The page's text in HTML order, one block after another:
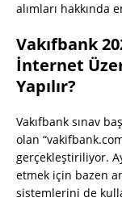
alımları hakkında
Vakıfbank
İnternet
Yapılır?
Vakıfbank sınav
olan
gerçekleştiriliyor.
etmek için bazen
sistemlerini de